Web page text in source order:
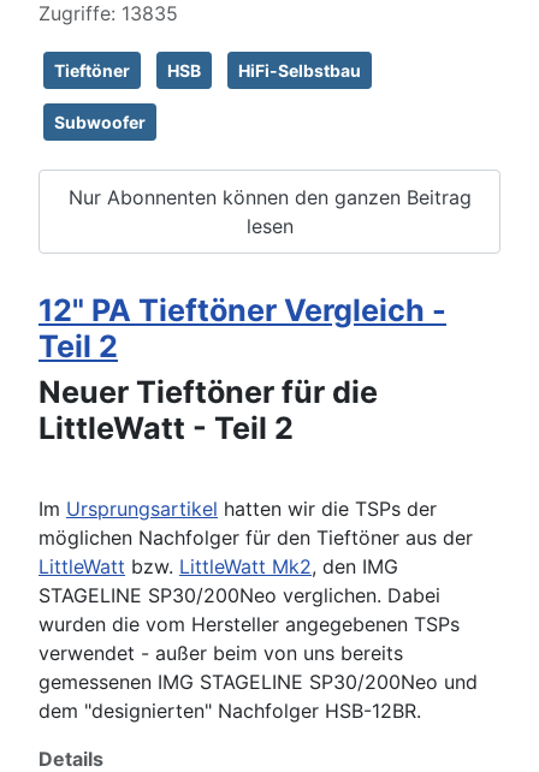
Zugriffe: 13835
Tieftöner HSB HiFi-Selbstbau
Subwoofer
Nur Abonnenten können den ganzen Beitrag
lesen
12" PA Tieftöner Vergleich -
Teil 2
Neuer Tieftöner für die
LittleWatt - Teil 2
Im Ursprungsartikel hatten wir die TSPs der
möglichen Nachfolger für den Tieftöner aus der
LittleWatt bzw. LittleWatt Mk2, den IMG
STAGELINE SP30/200Neo verglichen. Dabei
wurden die vom Hersteller angegebenen TSPs
verwendet - außer beim von uns bereits
gemessenen IMG STAGELINE SP30/200Neo und
dem "designierten" Nachfolger HSB-12BR.
Details